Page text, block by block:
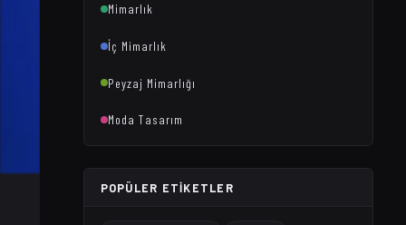
Mimarlık
İç Mimarlık
Peyzaj Mimarlığı
Moda Tasarım
POPÜLER ETIKETLER